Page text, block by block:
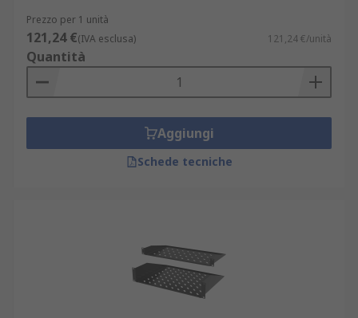
Prezzo per 1 unità
121,24 €(IVA esclusa) 121,24 €/unità
Quantità
Aggiungi
Schede tecniche